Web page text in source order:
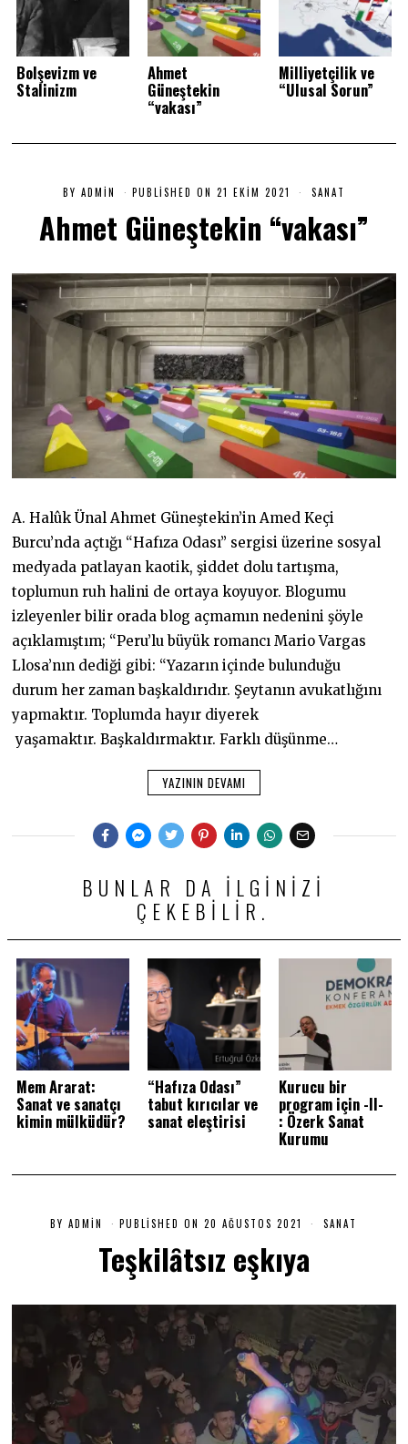
Bolşevizm ve
Stalinizm
Ahmet
Güneştekin
“vakası”
Milliyetçilik ve
“Ulusal Sorun”
BY ADMIN PUBLISHED ON 21 EKIM 2021
K
2
0
2
1
SANAT
Ahmet Güneştekin “vakası”
A. Halûk Ünal Ahmet Güneştekin’in Amed Keçi
Burcu’nda açtığı “Hafıza Odası” sergisi üzerine sosyal
medyada patlayan kaotik, şiddet dolu tartışma,
toplumun ruh halini de ortaya koyuyor. Blogumu
izleyenler bilir orada blog açmamın nedenini şöyle
açıklamıştım; “Peru’lu büyük romancı Mario Vargas
Llosa’nın dediği gibi: “Yazarın içinde bulunduğu
durum her zaman başkaldırıdır. Şeytanın avukatlığını
yapmaktır. Toplumda hayır diyerek
yaşamaktır. Başkaldırmaktır. Farklı düşünme…
YAZININ DEVAMI
BUNLAR DA ILGINIZI
ÇEKEBILIR.
Mem Ararat:
Sanat ve sanatçı
kimin mülküdür?
“Hafıza Odası”
tabut kırıcılar ve
sanat eleştirisi
Kurucu bir
program için -II-
: Özerk Sanat
Kurumu
BYADMIN PUBLISHED ON 20 AĞUSTOS 2021
A
Ğ
T
2
0
2
1
SANAT
Teşkilȃtsız eşkıya